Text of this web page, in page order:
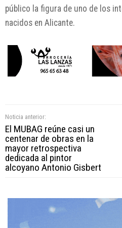
público la figura de uno de los
nacidos en Alicante.
Noticia anterior:
El MUBAG reúne casi un
centenar de obras en la
mayor retrospectiva
dedicada al pintor
alcoyano Antonio Gisbert